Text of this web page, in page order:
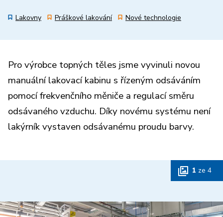
Lakovny Práškové lakování Nové technologie
Pro výrobce topných těles jsme vyvinuli novou
manuální lakovací kabinu s řízeným odsáváním
pomocí frekvenčního měniče a regulací směru
odsávaného vzduchu. Díky novému systému není
lakýrník vystaven odsávanému proudu barvy.
1 ze 4